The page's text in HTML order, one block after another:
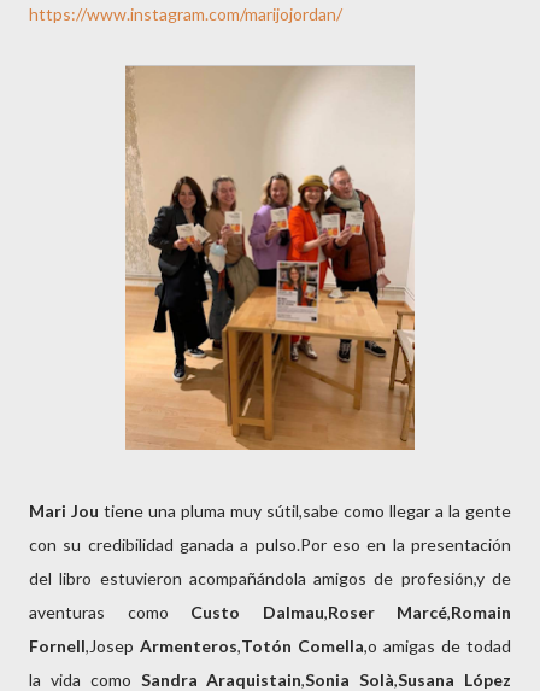
https://www.instagram.com/marijojordan/
Mari Jou tiene una pluma muy sútil,sabe como llegar a la gente
con su credibilidad ganada a pulso.Por eso en la presentación
del libro estuvieron acompañándola amigos de profesión,y de
aventuras como Custo Dalmau,Roser Marcé,Romain
Fornell,Josep Armenteros,Totón Comella,o amigas de todad
la vida como Sandra Araquistain,Sonia Solà,Susana López